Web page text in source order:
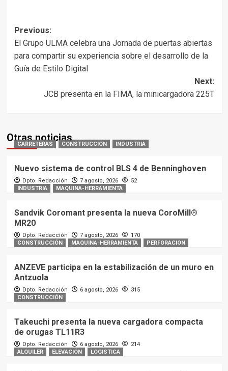
Post
navigation
Previous:
El Grupo ULMA celebra una Jornada de puertas abiertas
para compartir su experiencia sobre el desarrollo de la
Guía de Estilo Digital
Next:
JCB presenta en la FIMA, la minicargadora 225T
Otras noticias
CARRETERAS CONSTRUCCIÓN INDUSTRIA
Nuevo sistema de control BLS 4 de Benninghoven
Dpto. Redacción 7 agosto, 2026
52
INDUSTRIA
MAQUINA-HERRAMIENTA
Sandvik Coromant presenta la nueva CoroMill®
MR20
Dpto. Redacción 7 agosto, 2026
170
CONSTRUCCIÓN
MAQUINA-HERRAMIENTA PERFORACION
ANZEVE participa en la estabilización de un muro en
Antzuola
Dpto. Redacción 6 agosto, 2026
315
CONSTRUCCIÓN
Takeuchi presenta la nueva cargadora compacta
de orugas TL11R3
Dpto. Redacción 6 agosto, 2026
214
ALQUILER
ELEVACIÓN LOGISTICA